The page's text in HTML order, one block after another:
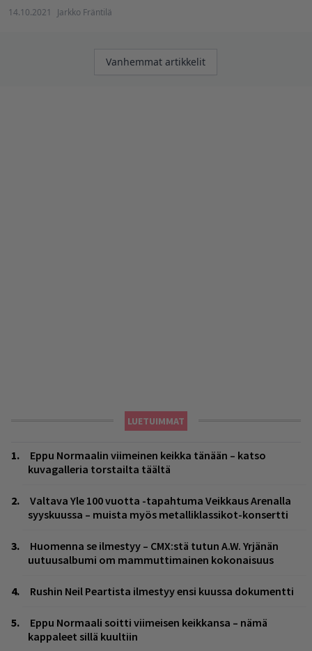
14.10.2021 Jarkko Fräntilä
Artikkelien
Vanhemmat artikkelit
LUETUIMMAT
Eppu Normaalin viimeinen keikka tänään – katso
kuvagalleria torstailta täältä
Valtava Yle 100 vuotta -tapahtuma Veikkaus Arenalla
syyskuussa – muista myös metalliklassikot-konsertti
Huomenna se ilmestyy – CMX:stä tutun A.W. Yrjänän
uutuusalbumi om mammuttimainen kokonaisuus
Rushin Neil Peartista ilmestyy ensi kuussa dokumentti
Eppu Normaali soitti viimeisen keikkansa – nämä
kappaleet sillä kuultiin